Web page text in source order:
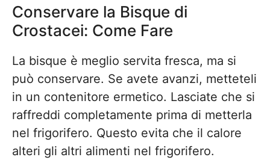
Conservare la Bisque di
Crostacei: Come Fare
La bisque è meglio servita fresca, ma si
può conservare. Se avete avanzi, metteteli
in un contenitore ermetico. Lasciate che si
raffreddi completamente prima di metterla
nel frigorifero. Questo evita che il calore
alteri gli altri alimenti nel frigorifero.